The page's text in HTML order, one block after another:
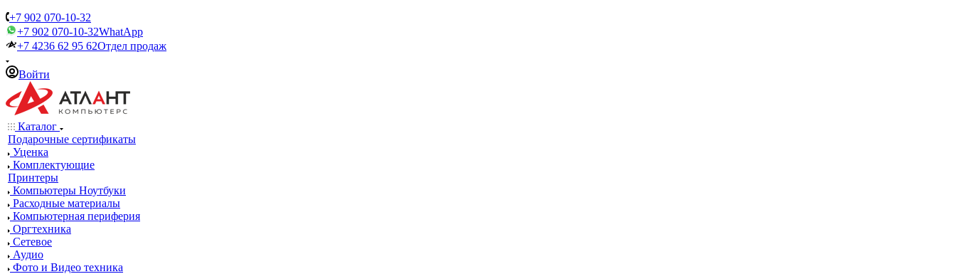
+7 902 070-10-32
+7 902 070-10-32WhatApp
+7 4236 62 95 62Отдел продаж
Войти
Каталог
Подарочные сертификаты
Уценка
Комплектующие
Принтеры
Компьютеры Ноутбуки
Расходные материалы
Компьютерная периферия
Оргтехника
Сетевое
Аудио
Фото и Видео техника